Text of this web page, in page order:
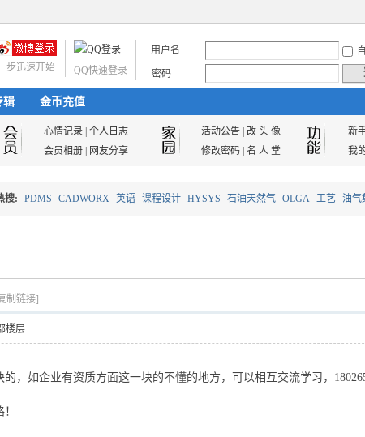
用户名
密码
QQ快速登录
步迅速开始
辑 金币充值
心情记录 个人日志 活动公告| 改 头 像 新
会员相册 网友分享 修改密码| 名 人 堂 我
搜: PDMS CADWORX 英语 课程设计 HYSYS 石油天然气 OLGA 工艺 油气
制链接]
楼层
，如企业有资质方面这一块的不懂的地方，可以相互交流学习，